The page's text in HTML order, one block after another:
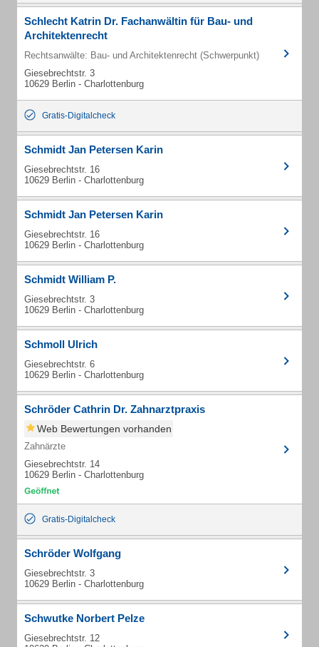
Schlecht Katrin Dr. Fachanwältin für Bau- und
Architektenrecht
Rechtsanwälte: Bau- und Architektenrecht (Schwerpunkt)
Giesebrechtstr. 3
10629 Berlin - Charlottenburg
Gratis-Digitalcheck
Schmidt Jan Petersen Karin
Giesebrechtstr. 16
10629 Berlin - Charlottenburg
Schmidt Jan Petersen Karin
Giesebrechtstr. 16
10629 Berlin - Charlottenburg
Schmidt William P.
Giesebrechtstr. 3
10629 Berlin - Charlottenburg
Schmoll Ulrich
Giesebrechtstr. 6
10629 Berlin - Charlottenburg
Schröder Cathrin Dr. Zahnarztpraxis
Web Bewertungen vorhanden
Zahnärzte
Giesebrechtstr. 14
10629 Berlin - Charlottenburg
Gratis-Digitalcheck
Schröder Wolfgang
Giesebrechtstr. 3
10629 Berlin - Charlottenburg
Schwutke Norbert Pelze
Giesebrechtstr. 12